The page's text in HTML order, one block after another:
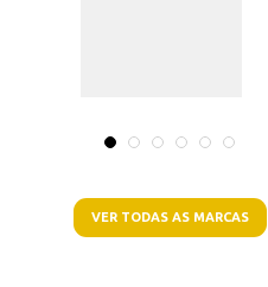
VER TODAS AS MARCAS